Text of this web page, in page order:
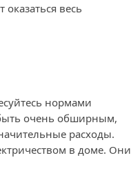
весь
нормами
очень обширным,
расходы.
в доме. Они